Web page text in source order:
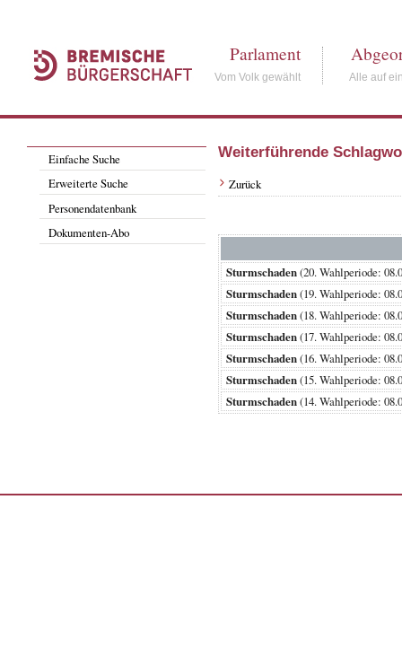
Parlament
Vom Volk gewählt Alle auf
Einfache Suche
Erweiterte Suche
Personendatenbank
Dokumenten-Abo
Weiterführende
Zurück
Sturmschaden(20. Wahlperiode:
Sturmschaden(19. Wahlperiode:
Sturmschaden(18. Wahlperiode:
Sturmschaden(17. Wahlperiode:
Sturmschaden(16. Wahlperiode:
Sturmschaden(15. Wahlperiode:
Sturmschaden(14. Wahlperiode: